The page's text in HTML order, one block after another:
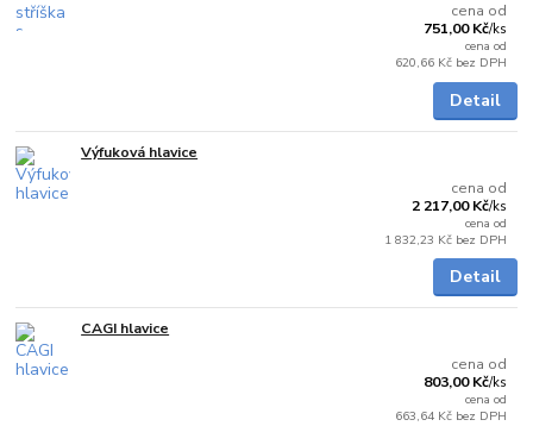
cena od
751,00 Kč/ks
cena od
620,66 Kč bez DPH
Detail
Výfuková hlavice
cena od
2 217,00 Kč/ks
cena od
1 832,23 Kč bez DPH
Detail
CAGI hlavice
cena od
803,00 Kč/ks
cena od
663,64 Kč bez DPH